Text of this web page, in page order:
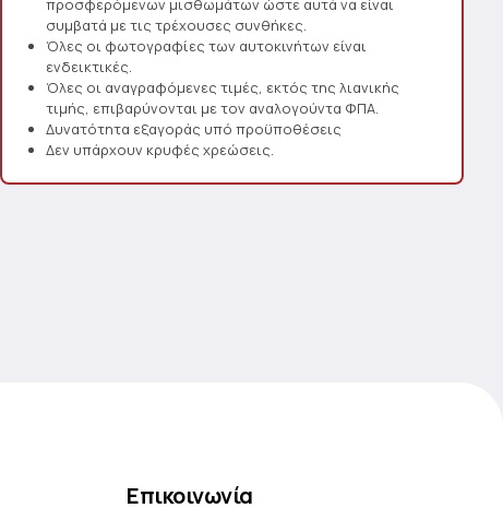
προσφερόμενων μισθωμάτων ώστε αυτά να είναι
συμβατά με τις τρέχουσες συνθήκες.
Όλες οι φωτογραφίες των αυτοκινήτων είναι
ενδεικτικές.
Όλες οι αναγραφόμενες τιμές, εκτός της λιανικής
τιμής, επιβαρύνονται με τον αναλογούντα ΦΠΑ.
Δυνατότητα εξαγοράς υπό προϋποθέσεις
Δεν υπάρχουν κρυφές χρεώσεις.
Επικοινωνία